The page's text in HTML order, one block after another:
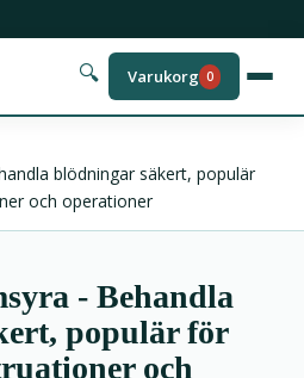
🔍 Varukorg 0
blödningar säkert, populär
och operationer
- Behandla
populär för
och